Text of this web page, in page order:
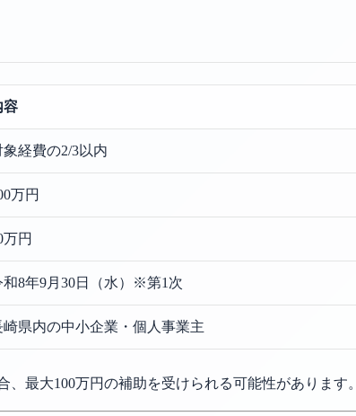
容
象経費の2/3以内
万円
万円
和8年9月30日（水）※第1次
崎県内の中小企業・個人事業主
最大100万円の補助を受けられる可能性があります。